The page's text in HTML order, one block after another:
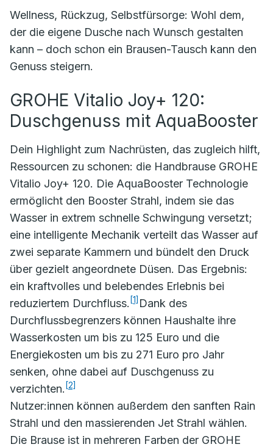
Wellness, Rückzug, Selbstfürsorge: Wohl dem,
der die eigene Dusche nach Wunsch gestalten
kann – doch schon ein Brausen-Tausch kann den
Genuss steigern.
GROHE Vitalio Joy+ 120:
Duschgenuss mit AquaBooster
Dein Highlight zum Nachrüsten, das zugleich hilft,
Ressourcen zu schonen: die Handbrause GROHE
Vitalio Joy+ 120. Die AquaBooster Technologie
ermöglicht den Booster Strahl, indem sie das
Wasser in extrem schnelle Schwingung versetzt;
eine intelligente Mechanik verteilt das Wasser auf
zwei separate Kammern und bündelt den Druck
über gezielt angeordnete Düsen. Das Ergebnis:
ein kraftvolles und belebendes Erlebnis bei
reduziertem Durchfluss. [1] Dank des
Durchflussbegrenzers können Haushalte ihre
Wasserkosten um bis zu 125 Euro und die
Energiekosten um bis zu 271 Euro pro Jahr
senken, ohne dabei auf Duschgenuss zu
verzichten. [2]
Nutzer:innen können außerdem den sanften Rain
Strahl und den massierenden Jet Strahl wählen.
Die Brause ist in mehreren Farben der GROHE